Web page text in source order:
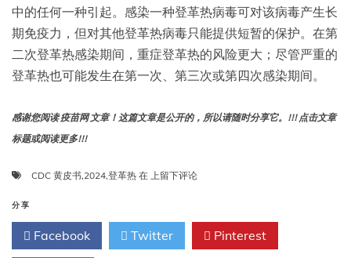
中的任何一种引起。感染一种登革热病毒可对该病毒产生长
期免疫力，但对其他登革热病毒只能提供短暂的保护。在第
二次登革热感染期间，重症登革热的风险更大；尽管严重的
登革热也可能发生在第一次、第三次或第四次感染期间。
感谢您阅读 疫苗网 文章！这篇文章是公开的，所以请随时分享它。!!! 点击文章
标题或阅读更多!!!
CDC 黄皮书,2024,登革热 在 登
CDC
黄
皮
上留下评论
分享
Facebook Twitter Pinterest